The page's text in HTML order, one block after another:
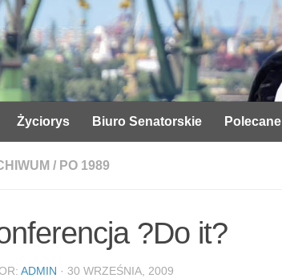
Życiorys Biuro Senatorskie Polecane
/ PO 1989
?Do it?
ADMIN · 30 WRZEŚNIA, 2009